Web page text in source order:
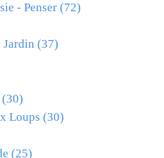
- Penser (72)
Jardin (37)
(30)
Loups (30)
(25)